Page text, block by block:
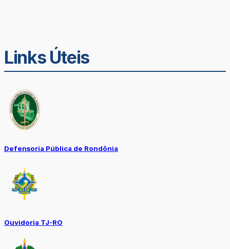
Links Úteis
Defensoria Pública de Rondônia
Ouvidoria TJ-RO